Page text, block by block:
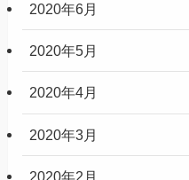
2020年6月
2020年5月
2020年4月
2020年3月
2020年2月